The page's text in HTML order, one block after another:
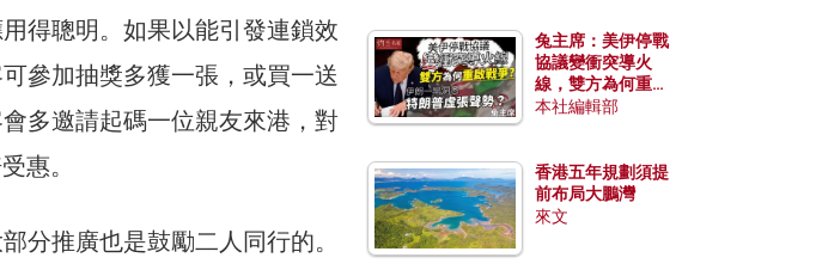
得聰明。如果以能引發連鎖效
參加抽獎多獲一張，或買一送
多邀請起碼一位親友來港，對
惠。
分推廣也是鼓勵二人同行的。
兔主席：美伊停戰
協議變衝突導火
線，雙方為何重啟
戰爭？伊朗一早洞
本社編輯部
香港五年規劃須提
前布局大鵬灣
來文